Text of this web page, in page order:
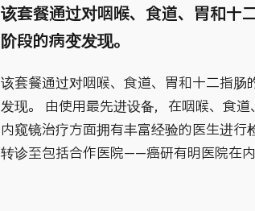
该套餐通过对咽喉、食道、胃和十
阶段的病变发现。
该套餐通过对咽喉、食道、胃和十二指
发现。 由使用最先进设备，在咽喉、食
内窥镜治疗方面拥有丰富经验的医生进
转诊至包括合作医院——癌研有明医院在内